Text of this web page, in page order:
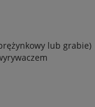
lub grabie)